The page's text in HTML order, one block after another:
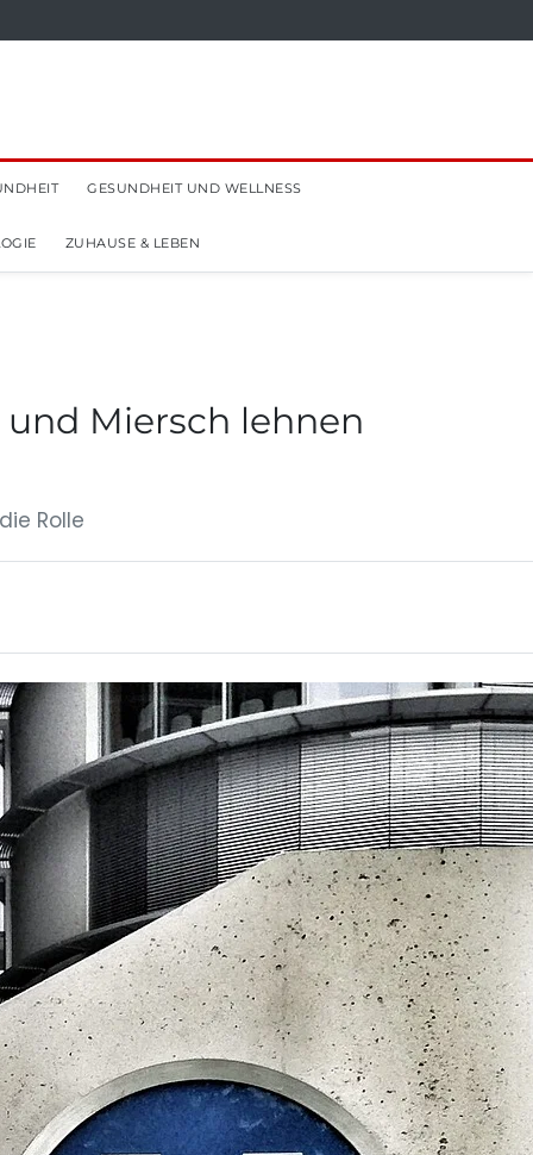
GESUNDHEIT UND WELLNESS
ZUHAUSE & LEBEN
Miersch lehnen
Rolle